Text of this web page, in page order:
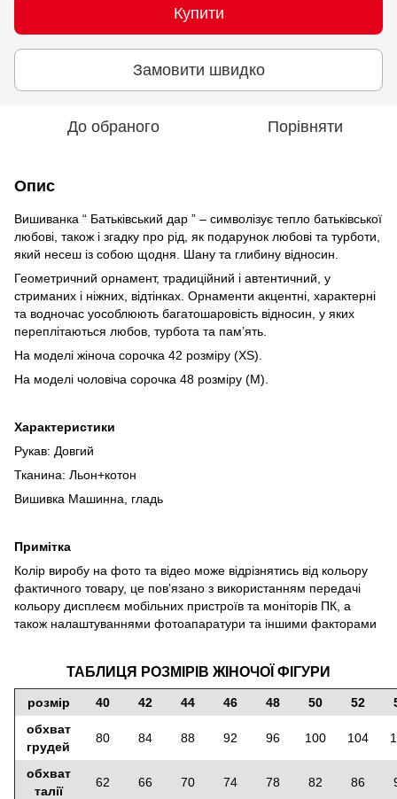
Купити
Замовити швидко
До обраного Порівняти
Опис
Вишиванка “ Батьківський дар ” – символізує тепло батьківської
любові, також і згадку про рід, як подарунок любові та турботи,
який несеш із собою щодня. Шану та глибину відносин.
Геометричний орнамент, традиційний і автентичний, у
стриманих і ніжних, відтінках. Орнаменти акцентні, характерні
та водночас уособлюють багатошаровість відносин, у яких
переплітаються любов, турбота та пам’ять.
На моделі жіноча сорочка 42 розміру (XS).
На моделі чоловіча сорочка 48 розміру (М).
Характеристики
Рукав: Довгий
Тканина: Льон+котон
Вишивка Машинна, гладь
Примітка
Колір виробу на фото та відео може відрізнятись від кольору
фактичного товару, це повʼязано з використанням передачі
кольору дисплеєм мобільних пристроїв та моніторів ПК, а
також налаштуваннями фотоапаратури та іншими факторами
ТАБЛИЦЯ РОЗМІРІВ ЖІНОЧОЇ ФІГУРИ
розмір 40 42 44 46 48 50 52
обхват
грудей
80 84 88 92 96 100 104
обхват
талії
62 66 70 74 78 82 86